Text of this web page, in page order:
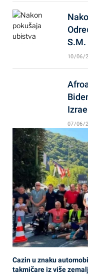
S.M.
10/06/
07/06/
Cazin u znaku
takmičare iz više